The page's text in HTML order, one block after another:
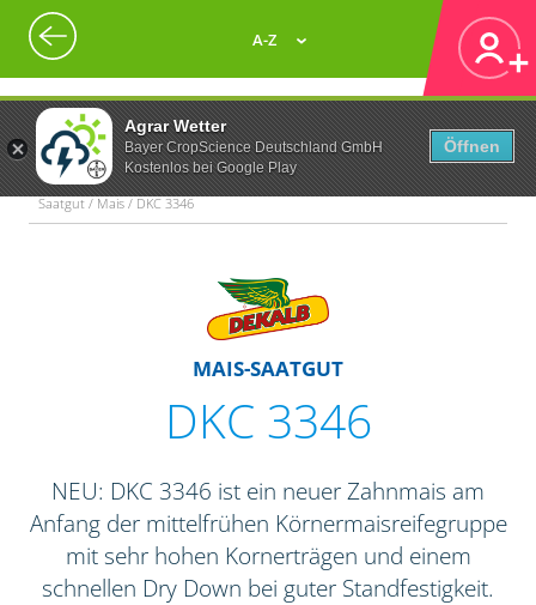
Agrar Wetter
Bayer CropScience Deutschland GmbH
Kostenlos bei Google Play
Öffnen
A-Z
Saatgut / Mais / DKC 3346
MAIS-SAATGUT
DKC 3346
NEU: DKC 3346 ist ein neuer Zahnmais am
Anfang der mittelfrühen Körnermaisreifegruppe
mit sehr hohen Kornerträgen und einem
schnellen Dry Down bei guter Standfestigkeit.